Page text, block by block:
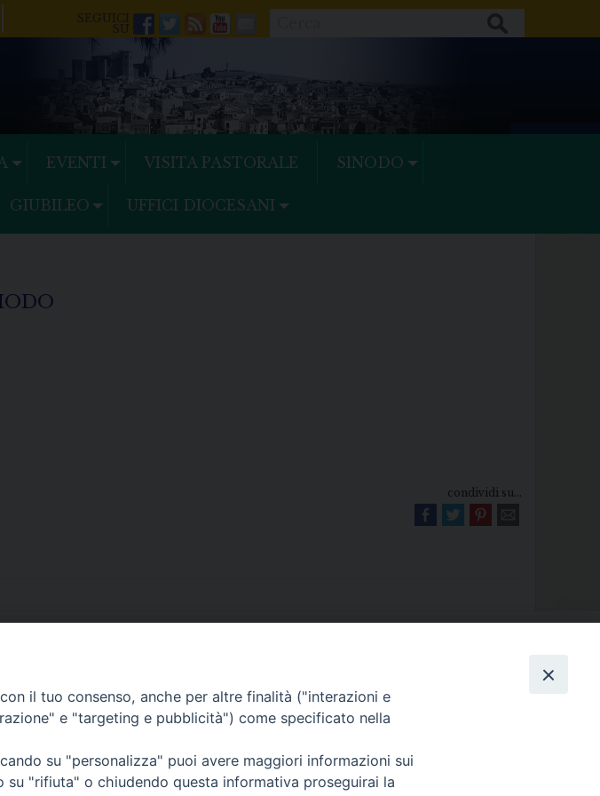
Facebook
Twitter
FeedsYoutube
Mail
EVENTI VISITA PASTORALE SINODO
GIUBILEO UFFICI DIOCESANI
condividi su...
• Largo Duomo, 12 - 85025 MELFI (PZ) • Tel. 0972238604
della Diocesi: diocesi.melfi_rapolla_venosa@legalmail.it
il tuo consenso, anche per altre finalità ("interazioni e
e "targeting e pubblicità") come specificato nella
su "personalizza" puoi avere maggiori informazioni sui
"rifiuta" o chiudendo questa informativa proseguirai la